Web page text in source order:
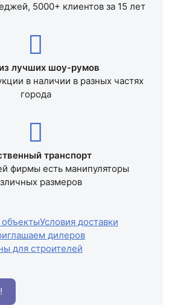
5000+ клиентов за 15 лет
лучших шоу-румов
в наличии в разных частях
города
транспорт
фирмы есть манипуляторы
размеров
Условия доставки
дилеров
для строителей